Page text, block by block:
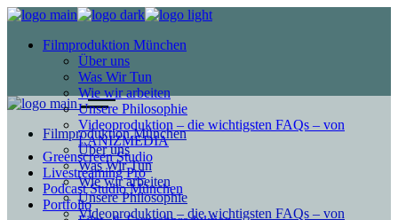
Filmproduktion München
Über uns
Was Wir Tun
Wie wir arbeiten
Unsere Philosophie
Videoproduktion – die wichtigsten FAQs – von
LANIZMEDIA
Greenscreen Studio
Livestreaming Pro
Podcast Studio München
Portfolio
Filmproduktion München
Über uns
Was Wir Tun
Wie wir arbeiten
Unsere Philosophie
Videoproduktion – die wichtigsten FAQs – von